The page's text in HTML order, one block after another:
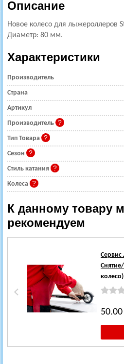
Описание
Новое колесо для лыжероллеров
Диаметр: 80 мм.
Характеристики
Производитель
Страна
Артикул
Производитель
Тип Товара
Сезон
Стиль катания
Колеса
К данному товару
рекомендуем
колесо)